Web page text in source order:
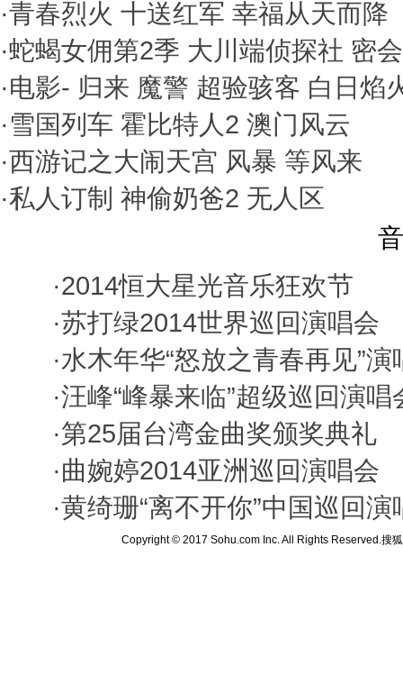
·青春烈火 十送红军 幸福从天而降
·蛇蝎女佣第2季 大川端侦探社 密会
·电影- 归来 魔警 超验骇客 白日焰
·雪国列车 霍比特人2 澳门风云
·西游记之大闹天宫 风暴 等风来
·私人订制 神偷奶爸2 无人区
·2014恒大星光音乐狂欢节
·苏打绿2014世界巡回演唱会
·水木年华“怒放之青春再见”演
·汪峰“峰暴来临”超级巡回演唱
·第25届台湾金曲奖颁奖典礼
·曲婉婷2014亚洲巡回演唱会
·黄绮珊“离不开你”中国巡回演
Copyright © 2017 Sohu.com Inc. All Rights Reserved.搜